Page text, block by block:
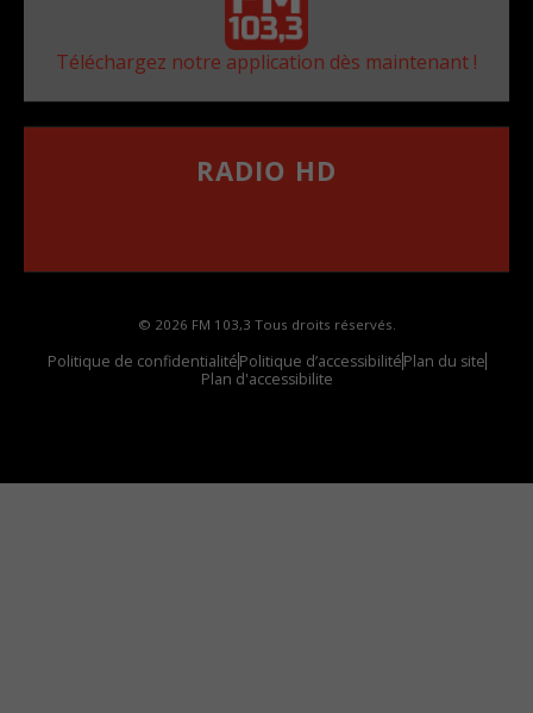
Téléchargez notre application dès maintenant !
RADIO HD
© 2026 FM 103,3 Tous droits réservés.
Politique de confidentialitéPolitique d’accessibilitéPlan du site
Plan d'accessibilite